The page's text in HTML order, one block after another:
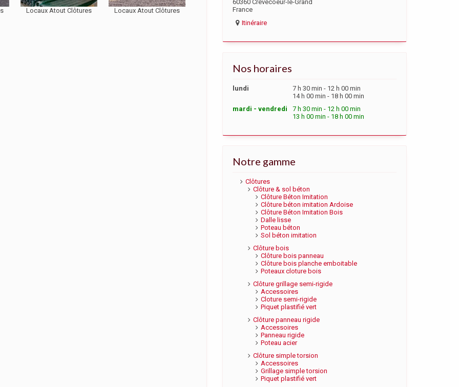
Locaux Atout Clôtures Locaux Atout Clôtures
60360 Crèvecoeur-le-Grand
France
Itinéraire
Nos horaires
lundi
7 h 30 min - 12 h 00 min
14 h 00 min - 18 h 00 min
mardi - vendredi
7 h 30 min - 12 h 00 min
13 h 00 min - 18 h 00 min
Notre gamme
Clôtures
Clôture & sol béton
Clôture Béton Imitation
Clôture béton imitation Ardoise
Clôture Béton Imitation Bois
Dalle lisse
Poteau béton
Sol béton imitation
Clôture bois
Clôture bois panneau
Clôture bois planche emboitable
Poteaux cloture bois
Clôture grillage semi-rigide
Accessoires
Cloture semi-rigide
Piquet plastifié vert
Clôture panneau rigide
Accessoires
Panneau rigide
Poteau acier
Clôture simple torsion
Accessoires
Grillage simple torsion
Piquet plastifié vert